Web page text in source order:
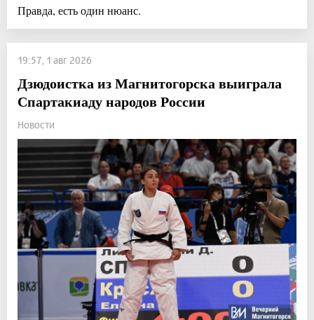
Правда, есть один нюанс.
19:57, 1 авг 2026
Дзюдоистка из Магнитогорска выиграла
Спартакиаду народов России
Новости